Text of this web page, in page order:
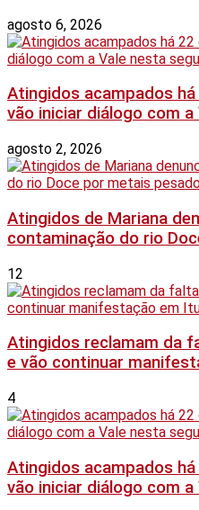
agosto 6, 2026
Atingidos acampados
vão iniciar diálogo com
agosto 2, 2026
Atingidos de Mariana
contaminação do rio
12
Atingidos reclamam da
e vão continuar
4
Atingidos acampados
vão iniciar diálogo com